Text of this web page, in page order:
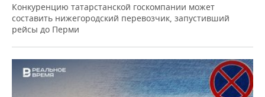
Конкуренцию татарстанской госкомпании может
составить нижегородский перевозчик, запустивший
рейсы до Перми